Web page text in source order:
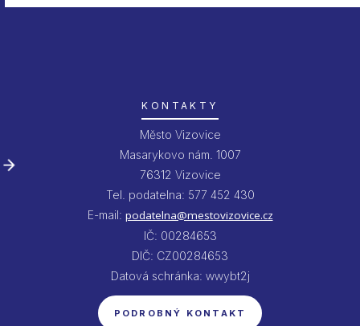
KONTAKTY
Město Vizovice
Masarykovo nám. 1007
76312 Vizovice
Tel. podatelna: 577 452 430
E-mail: podatelna@mestovizovice.cz
IČ: 00284653
DIČ: CZ00284653
Datová schránka: wwybt2j
PODROBNÝ KONTAKT